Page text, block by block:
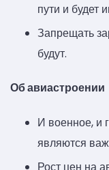
пути и будет
Запрещать
будут.
Об авиастроении
И военное, и
являются